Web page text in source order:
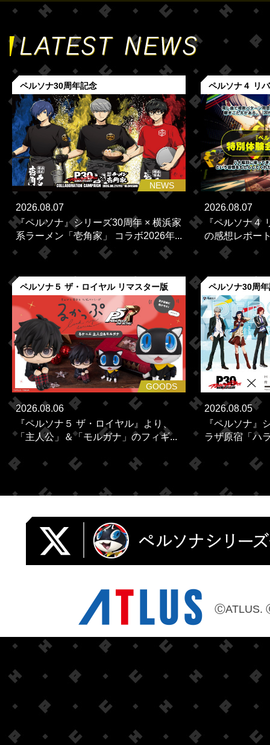
ペルソナ30周年記念
NEWS
2026.08.07
『ペルソナ』シリーズ30周年 × 横浜家
系ラーメン「壱角家」 コラボ2026年...
ペルソナ４ リ
2026.08.07
『ペルソナ４
の感想レポー
ペルソナ５ ザ・ロイヤル リマスター版
GOODS
2026.08.06
『ペルソナ５ ザ・ロイヤル』より、
「主人公」＆「モルガナ」のフィギ...
ペルソナ30周
2026.08.05
『ペルソナ』
ラザ原宿「ハ
ⒸATLUS.